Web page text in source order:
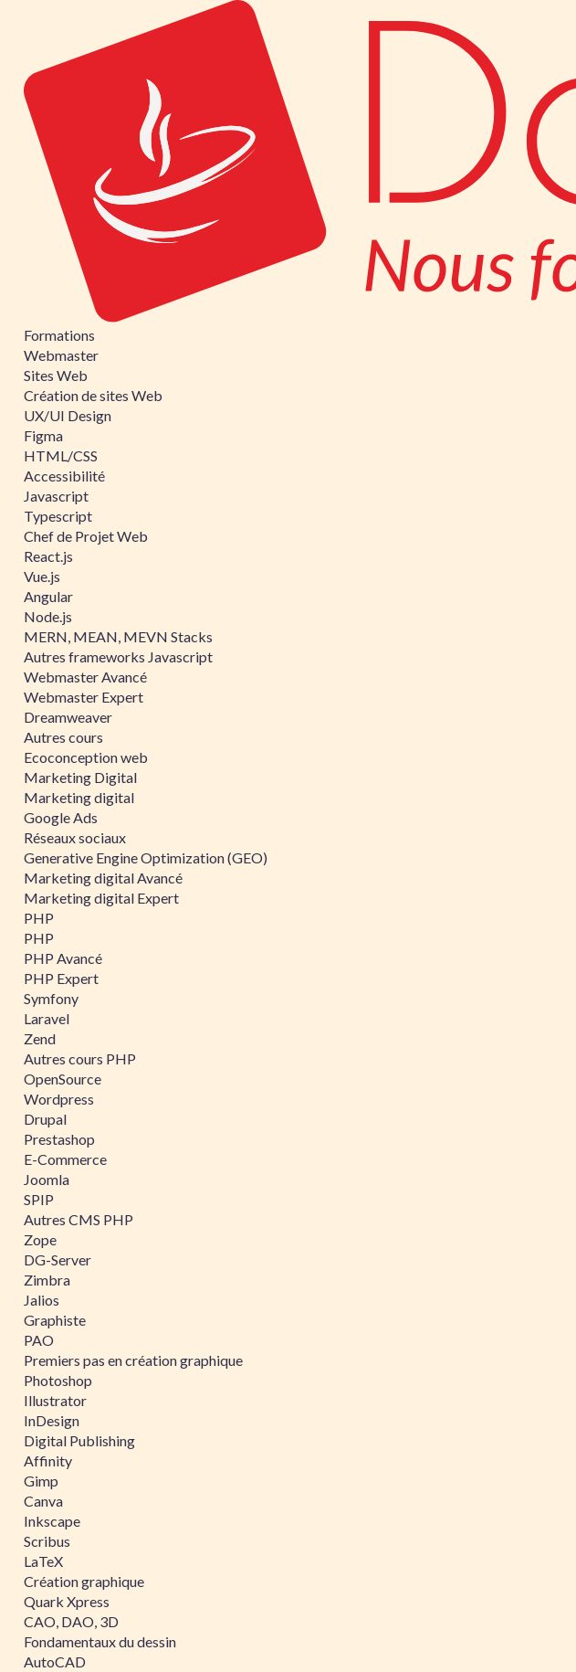
Formations
Webmaster
Sites Web
Création de sites Web
UX/UI Design
Figma
HTML/CSS
Accessibilité
Javascript
Typescript
Chef de Projet Web
React.js
Vue.js
Angular
Node.js
MERN, MEAN, MEVN Stacks
Autres frameworks Javascript
Webmaster Avancé
Webmaster Expert
Dreamweaver
Autres cours
Ecoconception web
Marketing Digital
Marketing digital
Google Ads
Réseaux sociaux
Generative Engine Optimization (GEO)
Marketing digital Avancé
Marketing digital Expert
PHP
PHP
PHP Avancé
PHP Expert
Symfony
Laravel
Zend
Autres cours PHP
OpenSource
Wordpress
Drupal
Prestashop
E-Commerce
Joomla
SPIP
Autres CMS PHP
Zope
DG-Server
Zimbra
Jalios
Graphiste
PAO
Premiers pas en création graphique
Photoshop
Illustrator
InDesign
Digital Publishing
Affinity
Gimp
Canva
Inkscape
Scribus
LaTeX
Création graphique
Quark Xpress
CAO, DAO, 3D
Fondamentaux du dessin
AutoCAD